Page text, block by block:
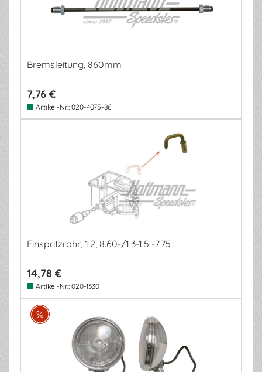
Bremsleitung, 860mm
7,76 €
Artikel-Nr.: 020-4075-86
Einspritzrohr, 1.2, 8.60-/1.3-1.5 -7.75
14,78 €
Artikel-Nr.: 020-1330